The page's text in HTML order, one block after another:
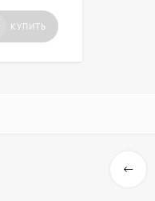
КУПИТЬ